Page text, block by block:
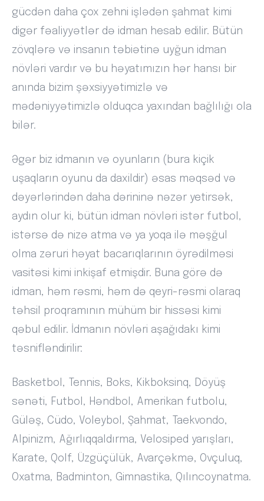
gücdən daha çox zehni işlədən şahmat kimi
digər fəaliyyətlər də idman hesab edilir. Bütün
zövqlərə və insanın təbiətinə uyğun idman
növləri vardır və bu həyatımızın hər hansı bir
anında bizim şəxsiyyətimizlə və
mədəniyyətimizlə olduqca yaxından bağlılığı ola
bilər.
Əgər biz idmanın və oyunların (bura kiçik
uşaqların oyunu da daxildir) əsas məqsəd və
dəyərlərindən daha dərininə nəzər yetirsək,
aydın olur ki, bütün idman növləri istər futbol,
istərsə də nizə atma və ya yoqa ilə məşğul
olma zəruri həyat bacarıqlarının öyrədilməsi
vasitəsi kimi inkişaf etmişdir. Buna görə də
idman, həm rəsmi, həm də qeyri-rəsmi olaraq
təhsil proqramının mühüm bir hissəsi kimi
qəbul edilir. İdmanın növləri aşağıdakı kimi
təsnifləndirilir:
Basketbol, Tennis, Boks, Kikboksinq, Döyüş
sənəti, Futbol, Həndbol, Amerikan futbolu,
Güləş, Cüdo, Voleybol, Şahmat, Taekvondo,
Alpinizm, Ağırlıqqaldırma, Velosiped yarışları,
Karate, Qolf, Üzgüçülük, Avarçəkmə, Ovçuluq,
Oxatma, Badminton, Gimnastika, Qılıncoynatma.